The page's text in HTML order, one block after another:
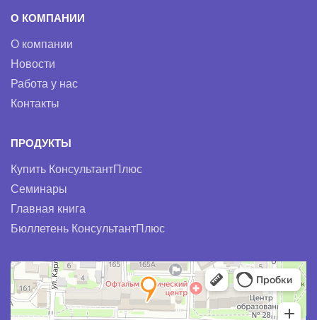
О КОМПАНИИ
О компании
Новости
Работа у нас
Контакты
ПРОДУКТЫ
Купить КонсультантПлюс
Семинары
Главная книга
Бюллетень КонсультантПлюс